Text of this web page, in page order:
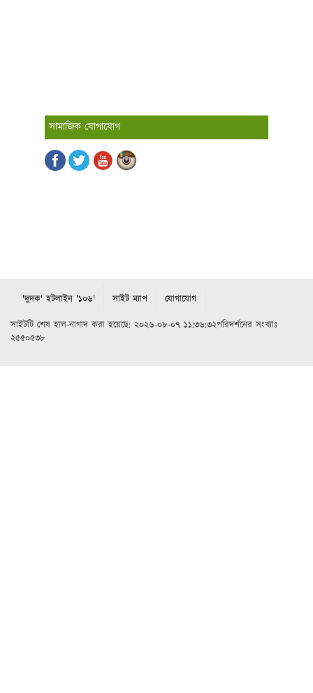
সামাজিক যোগাযোগ
'দুদক' হটলাইন '১০৬' সাইট ম্যাপ যোগাযোগ
সাইটটি শেষ হাল-নাগাদ করা হয়েছে: ২০২৬-০৮-০৭ ১১:৩৬:৩২পরিদর্শনের সংখ্যাঃ
২৫৫০৫৩৮